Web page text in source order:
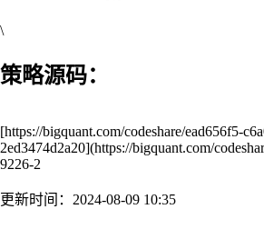
\
策略源码：
[https://bigquant.com/codeshare/ead656f5-
2ed3474d2a20](https://bigquant.com/
9226-2
更新时间：2024-08-09 10:35